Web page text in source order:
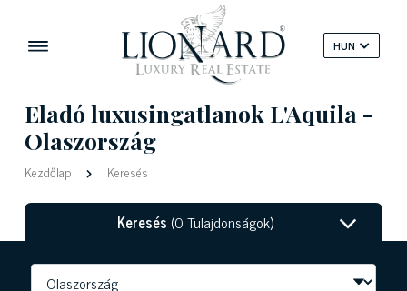
HUN
Eladó luxusingatlanok L'Aquila -
Olaszország
Kezdőlap Keresés
Keresés (0 Tulajdonságok)